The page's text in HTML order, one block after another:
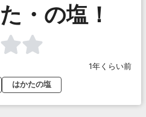
・の塩！
1年くらい前
はかたの塩